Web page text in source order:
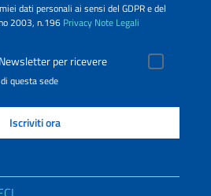
dati personali ai sensi del GDPR e del
2003, n.196 Privacy Note Legali
per ricevere
questa sede